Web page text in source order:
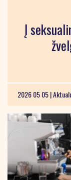
Į
2026 05 05 |